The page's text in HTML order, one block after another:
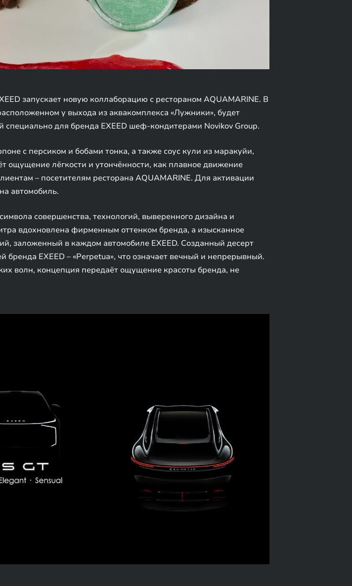
запускает новую коллаборацию с рестораном AQUAMARINE. В
у выхода из аквакомплекса «Лужники», будет
для бренда EXEED шеф-кондитерами Novikov Group.
с персиком и бобами тонка, а также соус кули из маракуйи,
ощущение лёгкости и утончённости, как плавное движение
– посетителям ресторана AQUAMARINE. Для активации
автомобиль.
совершенства, технологий, выверенного дизайна и
вдохновлена фирменным оттенком бренда, а изысканное
заложенный в каждом автомобиле EXEED. Созданный десерт
EXEED – «Perpetua», что означает вечный и непрерывный.
волн, концепция передаёт ощущение красоты бренда, не